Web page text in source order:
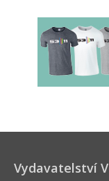
Vydavatelství